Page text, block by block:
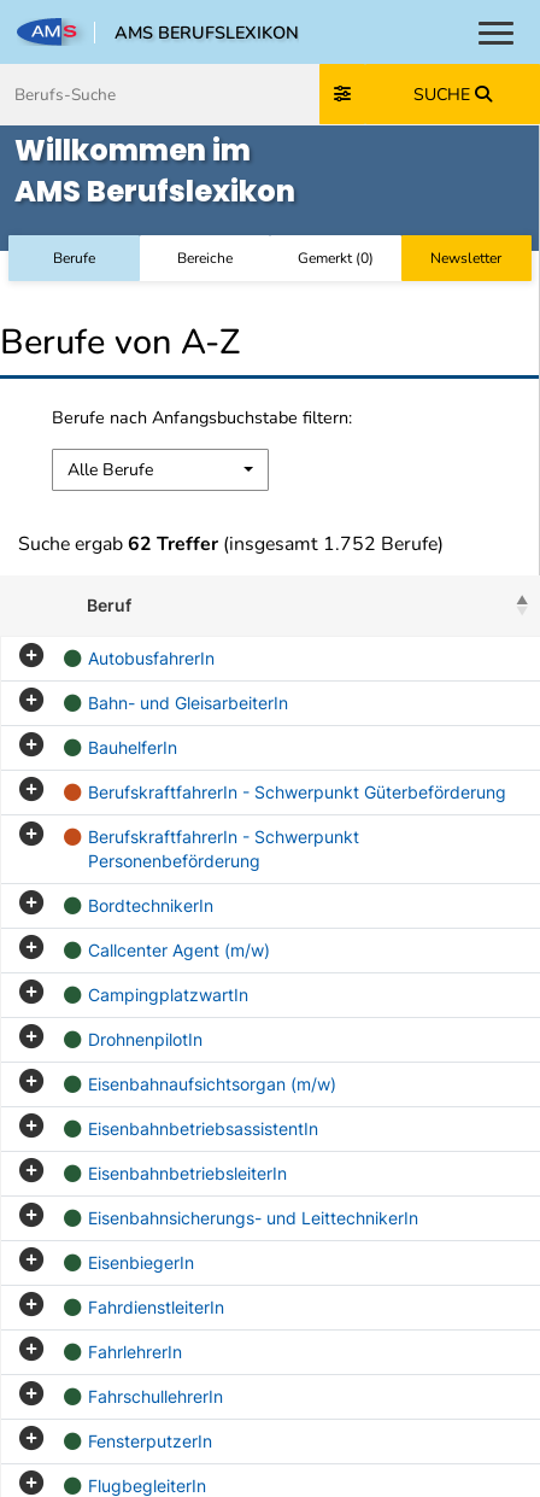
AMS BERUFSLEXIKON
SUCHE
Willkommen im
AMS Berufslexikon
Berufe Bereiche Gemerkt(0) Newsletter
Berufe von A-Z
Berufe nach Anfangsbuchstabe filtern:
Alle Berufe
Suche ergab62 Treffer (insgesamt 1.752 Berufe)
Beruf
AutobusfahrerIn
Bahn- und GleisarbeiterIn
BauhelferIn
BerufskraftfahrerIn - Schwerpunkt Güterbeförderung
BerufskraftfahrerIn - Schwerpunkt
Personenbeförderung
BordtechnikerIn
Callcenter Agent (m/w)
CampingplatzwartIn
DrohnenpilotIn
Eisenbahnaufsichtsorgan (m/w)
EisenbahnbetriebsassistentIn
EisenbahnbetriebsleiterIn
Eisenbahnsicherungs- und LeittechnikerIn
EisenbiegerIn
FahrdienstleiterIn
FahrlehrerIn
FahrschullehrerIn
FensterputzerIn
FlugbegleiterIn